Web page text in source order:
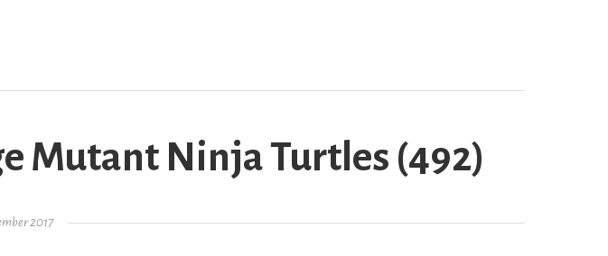
Mutant Ninja Turtles (492)
am 2017